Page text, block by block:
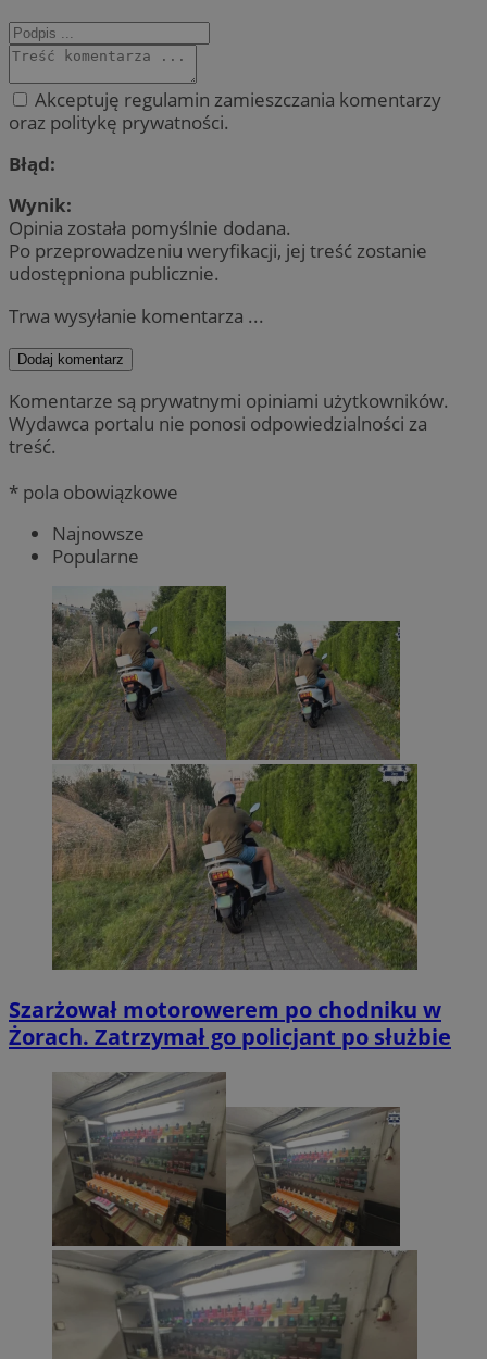
Akceptuję regulamin zamieszczania komentarzy
oraz politykę prywatności.
Błąd:
Wynik:
Opinia została pomyślnie dodana.
Po przeprowadzeniu weryfikacji, jej treść zostanie
udostępniona publicznie.
Trwa wysyłanie komentarza ...
Dodaj komentarz
Komentarze są prywatnymi opiniami użytkowników.
Wydawca portalu nie ponosi odpowiedzialności za
treść.
* pola obowiązkowe
Najnowsze
Popularne
Szarżował motorowerem po chodniku w
Żorach. Zatrzymał go policjant po służbie